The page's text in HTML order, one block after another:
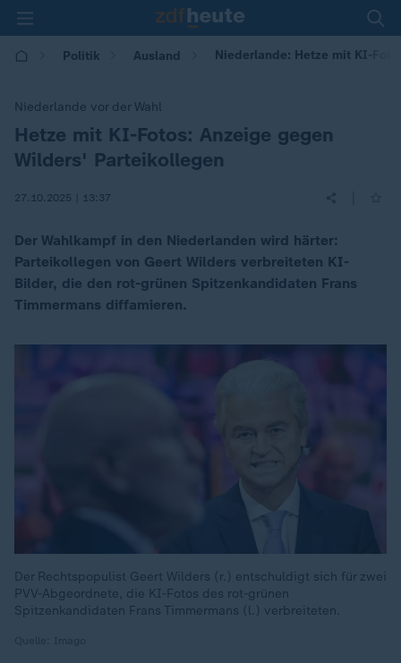
Politik Ausland Niederlande: Hetze mit KI-
Niederlande vor der Wahl
:Hetze mit KI-Fotos: Anzeige gegen
Wilders' Parteikollegen
27.10.2025 | 13:37
Der Wahlkampf in den Niederlanden wird härter:
Parteikollegen von Geert Wilders verbreiteten KI-
Bilder, die den rot-grünen Spitzenkandidaten Frans
Timmermans diffamieren.
Der Rechtspopulist Geert Wilders (r.) entschuldigt sich für zwei
PVV-Abgeordnete, die KI-Fotos des rot-grünen
Spitzenkandidaten Frans Timmermans (l.) verbreiteten.